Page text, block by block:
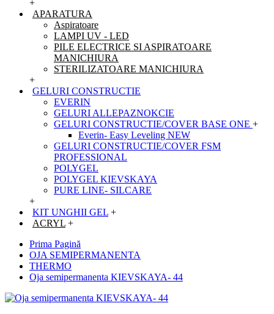
+
APARATURA
Aspiratoare
LAMPI UV - LED
PILE ELECTRICE SI ASPIRATOARE
MANICHIURA
STERILIZATOARE MANICHIURA
+
GELURI CONSTRUCTIE
EVERIN
GELURI ALLEPAZNOKCIE
GELURI CONSTRUCTIE/COVER BASE ONE +
Everin- Easy Leveling NEW
GELURI CONSTRUCTIE/COVER FSM
PROFESSIONAL
POLYGEL
POLYGEL KIEVSKAYA
PURE LINE- SILCARE
+
KIT UNGHII GEL +
ACRYL +
Prima Pagină
OJA SEMIPERMANENTA
THERMO
Oja semipermanenta KIEVSKAYA- 44